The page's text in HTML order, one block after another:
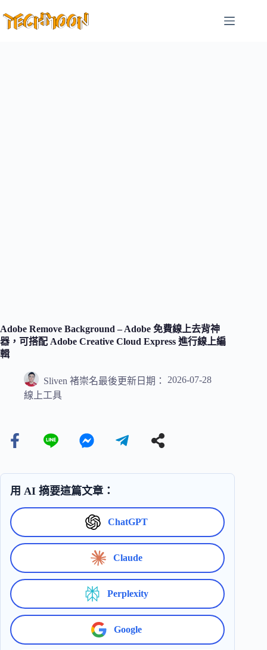
至
Adobe Remove Background – Adobe 免費線上去背神
器，可搭配 Adobe Creative Cloud Express 進行線上編
輯
Sliven 褚崇名最後更新日期：
2026-07-28
線上工具
用 AI 摘要這篇文章：
ChatGPT
Claude
Perplexity
Google